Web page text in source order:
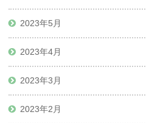
2023年5月
2023年4月
2023年3月
2023年2月